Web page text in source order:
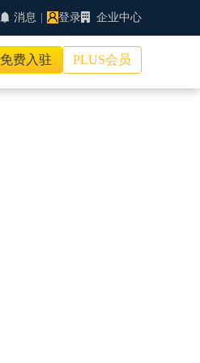
消息 登录 企业中心
免费入驻 PLUS会员